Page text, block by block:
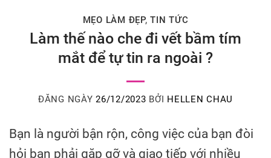
MẸO LÀM ĐẸP,TIN TỨC
Làm thế nào che đi vết bầm tím
mắt để tự tin ra ngoài ?
ĐĂNG NGÀY26/12/2023 BỞI HELLEN CHAU
Bạn là người bận rộn, công việc của bạn đòi
hỏi bạn phải gặp gỡ và giao tiếp với nhiều